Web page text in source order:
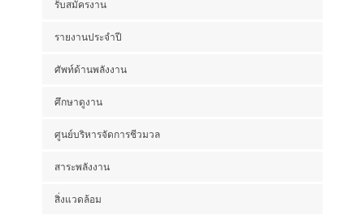
รับสมัครงาน
รายงานประจำปี
ศัพท์ด้านพลังงาน
ศึกษาดูงาน
ศูนย์บริหารจัดการชีวมวล
สาระพลังงาน
สิ่งแวดล้อม